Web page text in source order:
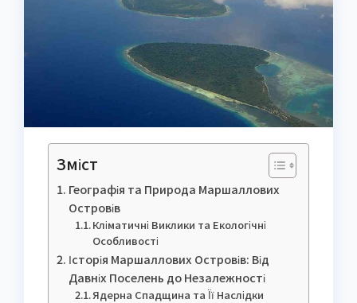
Зміст
Географія та Природа Маршаллових
Островів
Кліматичні Виклики та Екологічні
Особливості
Історія Маршаллових Островів: Від
Давніх Поселень до Незалежності
Ядерна Спадщина та Її Наслідки